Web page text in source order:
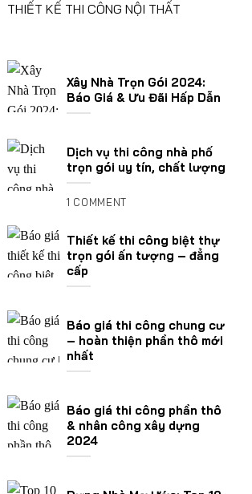
THIẾT KẾ THI CÔNG NỘI THẤT
Xây Nhà Trọn Gói 2024:
Báo Giá & Ưu Đãi Hấp Dẫn
Dịch vụ thi công nhà phố
trọn gói uy tín, chất lượng
1 COMMENT
Thiết kế thi công biệt thự
trọn gói ấn tượng – đẳng
cấp
Báo giá thi công chung cư
– hoàn thiện phần thô mới
nhất
Báo giá thi công phần thô
& nhân công xây dựng
2024